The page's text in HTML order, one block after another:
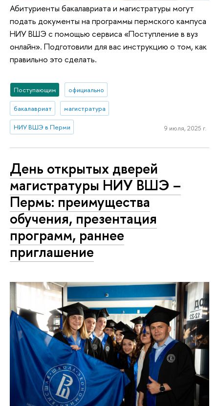
Абитуриенты бакалавриата и магистратуры могут
подать документы на программы пермского кампуса
НИУ ВШЭ с помощью сервиса «Поступление в вуз
онлайн». Подготовили для вас инструкцию о том, как
правильно это сделать.
Поступающим официально
бакалавриат магистратура
НИУ ВШЭ в Перми 9 июля, 2025 г.
День открытых дверей
магистратуры НИУ ВШЭ –
Пермь: преимущества
обучения, презентация
программ, раннее
приглашение